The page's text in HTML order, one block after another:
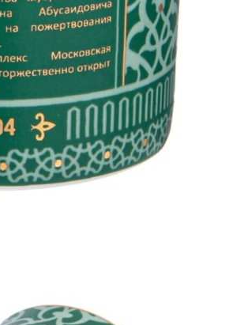
"sunday" 300 мл Lefard (151-215)